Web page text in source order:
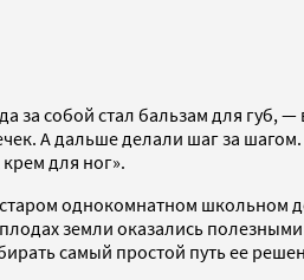
за собой стал бальзам для губ,
А дальше делали шаг за
для ног».
однокомнатном школьном
земли оказались
самый простой путь ее